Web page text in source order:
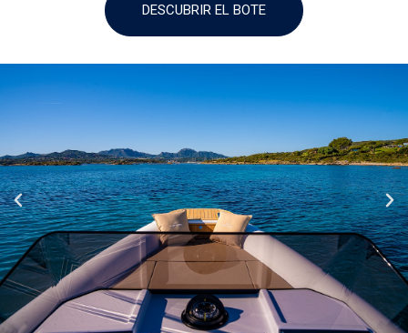
DESCUBRIR EL BOTE